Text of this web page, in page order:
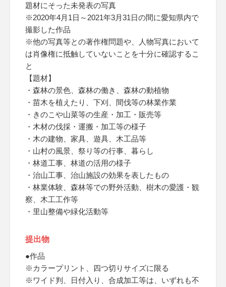
題材にそった未発表の写真
※2020年4月1日～2021年3月31日の間に愛知県内で
撮影した作品
※他の写真等との著作権問題や、人物写真において
は肖像権に抵触していないことを十分に確認するこ
と
【題材】
・森林の景色、森林の働き、森林の動植物
・苗木を植えたり、下刈、間伐等の林業作業
・きのこや山菜等の生産・加工・販売等
・木材の伐採・運搬・加工等の様子
・木の建物、家具、遊具、木工品等
・山村の風景、祭り等の行事、暮らし
・林道工事、林道の活用の様子
・治山工事、治山施設の効果を表したもの
・林業体験、森林等での野外活動、樹木の愛護・観
察、木工工作等
・里山整備や緑化活動等
提出物
●作品
※カラープリント、四つ切りサイズに限る
※ワイド判、日付入り、合成加工等は、いずれも不